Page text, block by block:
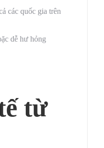
các quốc gia trên
dễ hư hỏng
từ